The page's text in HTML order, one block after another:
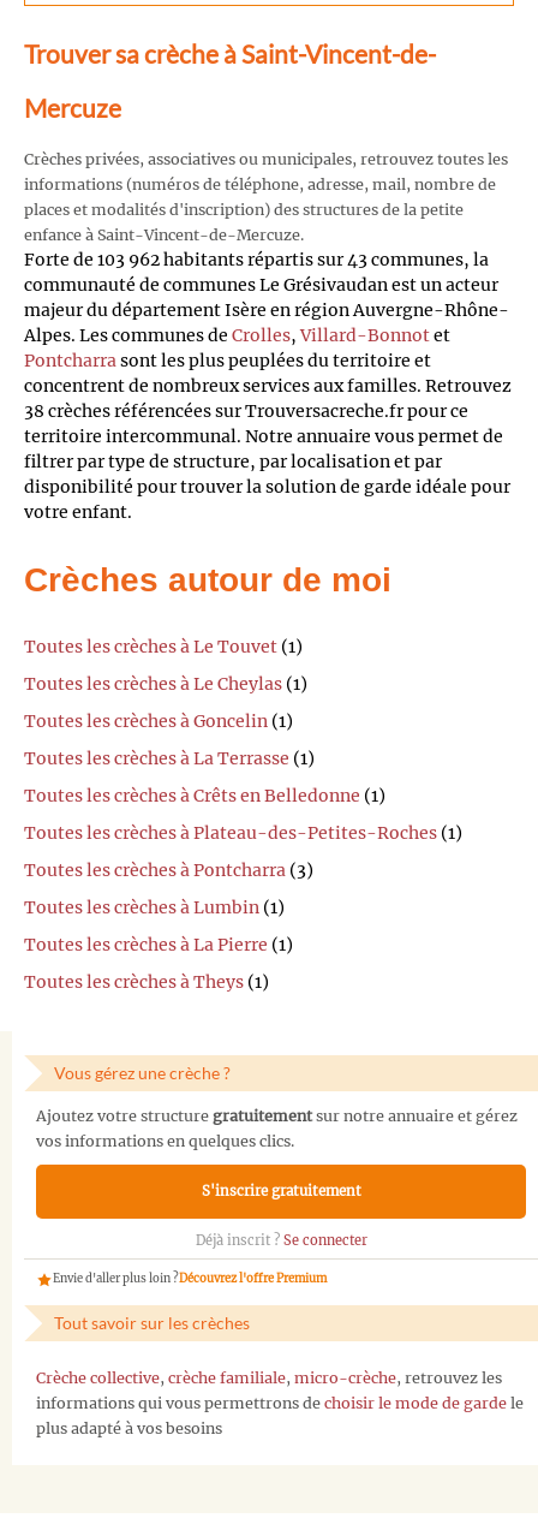
Trouver sa crèche à Saint-Vincent-de-
Mercuze
Crèches privées, associatives ou municipales, retrouvez toutes les
informations (numéros de téléphone, adresse, mail, nombre de
places et modalités d'inscription) des structures de la petite
enfance à Saint-Vincent-de-Mercuze.
Forte de 103 962 habitants répartis sur 43 communes, la
communauté de communes Le Grésivaudan est un acteur
majeur du département Isère en région Auvergne-Rhône-
Alpes. Les communes de Crolles,Villard-Bonnotet
Pontcharrasont les plus peuplées du territoire et
concentrent de nombreux services aux familles. Retrouvez
38 crèches référencées sur Trouversacreche.fr pour ce
territoire intercommunal. Notre annuaire vous permet de
filtrer par type de structure, par localisation et par
disponibilité pour trouver la solution de garde idéale pour
votre enfant.
Crèches autour de moi
Toutes les crèches à Le Touvet (1)
Toutes les crèches à Le Cheylas (1)
Toutes les crèches à Goncelin (1)
Toutes les crèches à La Terrasse (1)
Toutes les crèches à Crêts en Belledonne (1)
Toutes les crèches à Plateau-des-Petites-Roches (1)
Toutes les crèches à Pontcharra (3)
Toutes les crèches à Lumbin (1)
Toutes les crèches à La Pierre (1)
Toutes les crèches à Theys (1)
Vous gérez une crèche ?
Ajoutez votre structure gratuitementsur notre annuaire et gérez
vos informations en quelques clics.
S'inscrire gratuitement
Déjà inscrit ? Se connecter
Envie d'aller plus loin ?Découvrez l'offre Premium
Tout savoir sur les crèches
Crèche collective, crèche familiale, micro-crèche, retrouvez les
informations qui vous permettrons de choisir le mode de garde le
plus adapté à vos besoins